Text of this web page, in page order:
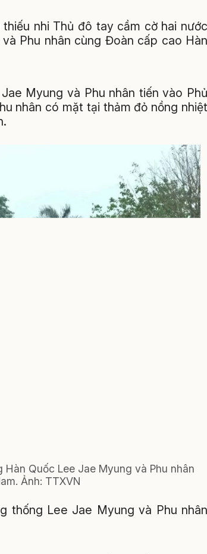
nhi Thủ đô tay cầm cờ hai nước
Phu nhân cùng Đoàn cấp cao Hàn
Myung và Phu nhân tiến vào Phủ
nhân có mặt tại thảm đỏ nồng nhiệt
Quốc Lee Jae Myung và Phu nhân
Ảnh: TTXVN
thống Lee Jae Myung và Phu nhân